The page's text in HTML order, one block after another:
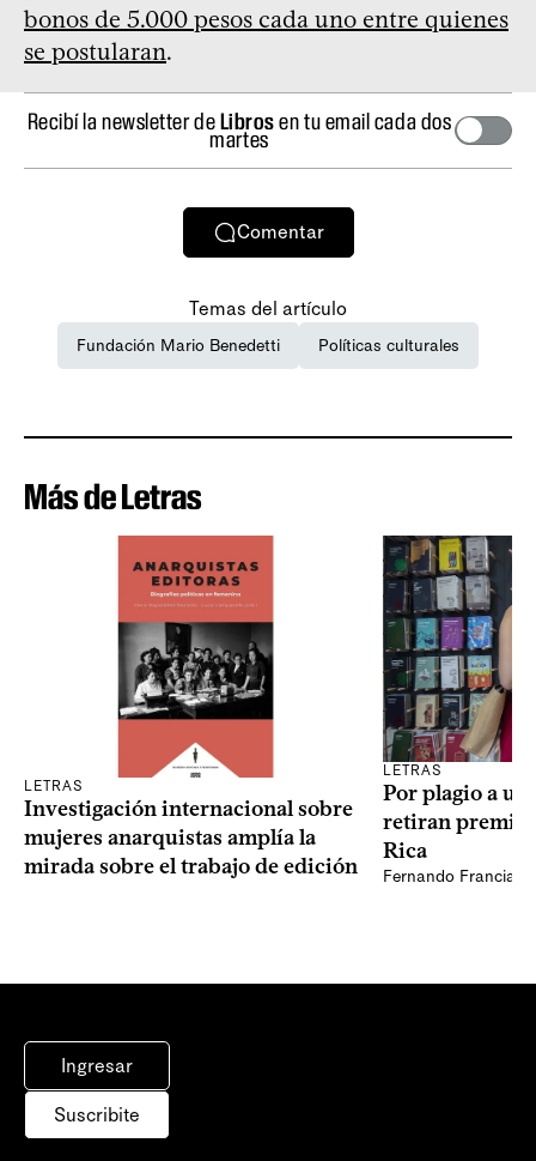
bonos de 5.000 pesos cada uno entre quienes
se postularan.
Recibí la newsletter deLibrosen tu email cada dos
martes
Comentar
Temas del artículo
Fundación Mario Benedetti Políticas culturales
Más de Letras
LETRAS
Investigación internacional sobre
mujeres anarquistas amplía la
mirada sobre el trabajo de edición
LETRAS
Por plagio a
retiran premio
Rica
Fernando Francia,
Ingresar
Suscribite